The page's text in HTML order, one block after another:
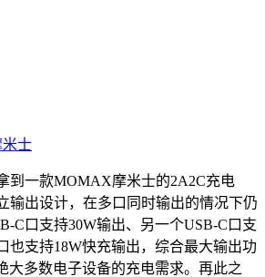
米士
到一款MOMAX摩米士的2A2C充电
输出设计，在多口同时输出的情况下仍
C口支持30W输出、另一个USB-C口支
也支持18W快充输出，综合最大输出功
大多数电子设备的充电需求。再此之